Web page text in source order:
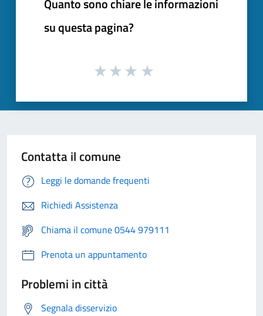
su questa pagina?
Contatta il comune
Leggi le domande frequenti
Richiedi Assistenza
Chiama il comune 0544 979111
Prenota un appuntamento
Problemi in città
Segnala disservizio